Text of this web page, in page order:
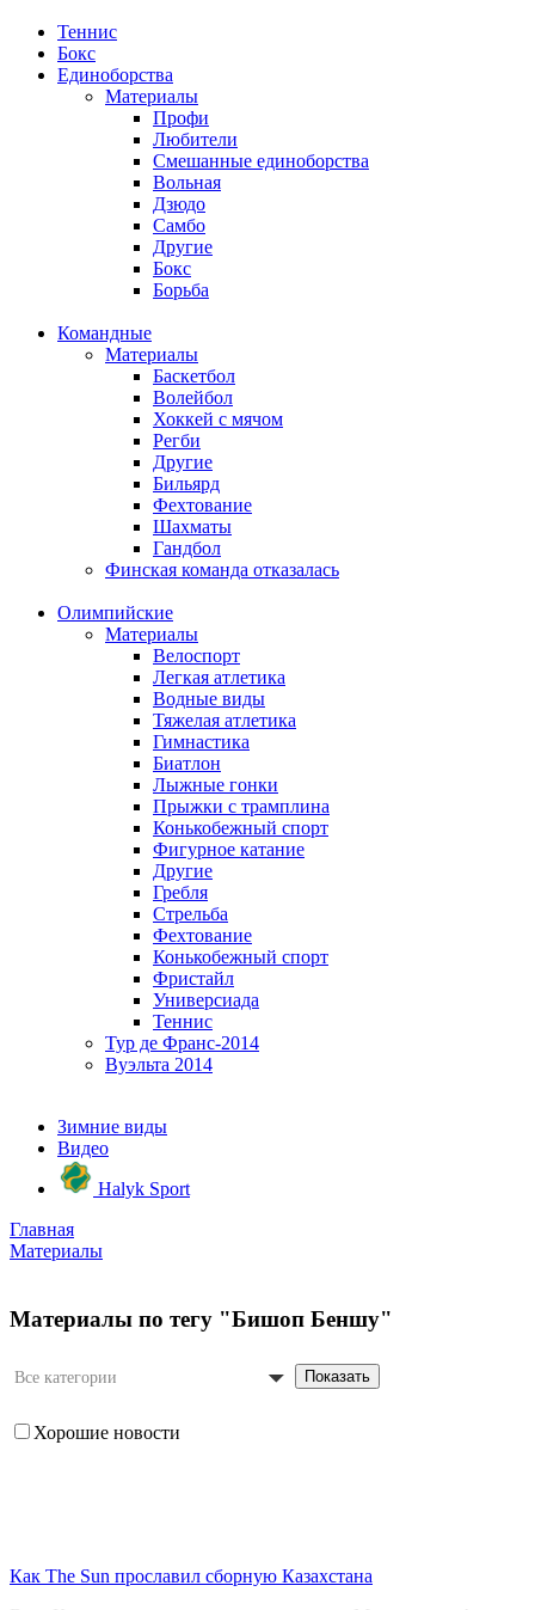
Теннис
Бокс
Единоборства
Материалы
Профи
Любители
Смешанные единоборства
Вольная
Дзюдо
Самбо
Другие
Бокс
Борьба
Командные
Материалы
Баскетбол
Волейбол
Хоккей с мячом
Регби
Другие
Бильярд
Фехтование
Шахматы
Гандбол
Финская команда отказалась
Олимпийские
Материалы
Велоспорт
Легкая атлетика
Водные виды
Тяжелая атлетика
Гимнастика
Биатлон
Лыжные гонки
Прыжки с трамплина
Конькобежный спорт
Фигурное катание
Другие
Гребля
Стрельба
Фехтование
Конькобежный спорт
Фристайл
Универсиада
Теннис
Тур де Франс-2014
Вуэльта 2014
Зимние виды
Видео
Halyk Sport
Главная
Материалы
Материалы по тегу "Бишоп Беншу"
Все категории Показать
Хорошие новости
Как The Sun прославил сборную Казахстана